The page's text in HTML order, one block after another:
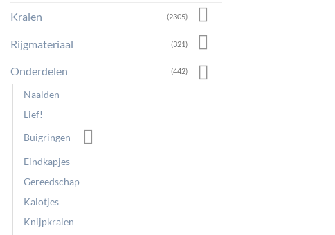
Kralen (2305)
Rijgmateriaal (321)
Onderdelen (442)
Naalden
Lief!
Buigringen
Eindkapjes
Gereedschap
Kalotjes
Knijpkralen